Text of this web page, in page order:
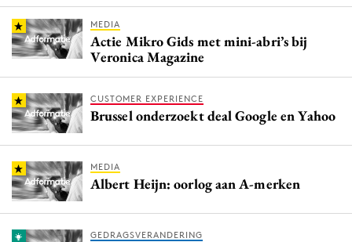
MEDIA
Actie Mikro Gids met mini-abri’s bij
Veronica Magazine
CUSTOMER EXPERIENCE
Brussel onderzoekt deal Google en Yahoo
MEDIA
Albert Heijn: oorlog aan A-merken
GEDRAGSVERANDERING